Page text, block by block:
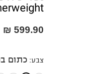
599.90 ₪
צבע: כתום